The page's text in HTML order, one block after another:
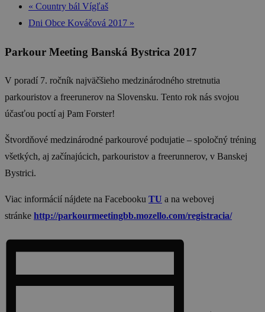
« Country bál Vígľaš
Dni Obce Kováčová 2017 »
Parkour Meeting Banská Bystrica 2017
V poradí 7. ročník najväčšieho medzinárodného stretnutia
parkouristov a freerunerov na Slovensku. Tento rok nás svojou
účasťou poctí aj Pam Forster!
Štvordňové medzinárodné parkourové podujatie – spoločný tréning
všetkých, aj začínajúcich, parkouristov a freerunnerov, v Banskej
Bystrici.
Viac informácií nájdete na Facebooku TU a na webovej
stránke http://parkourmeetingbb.mozello.com/registracia/